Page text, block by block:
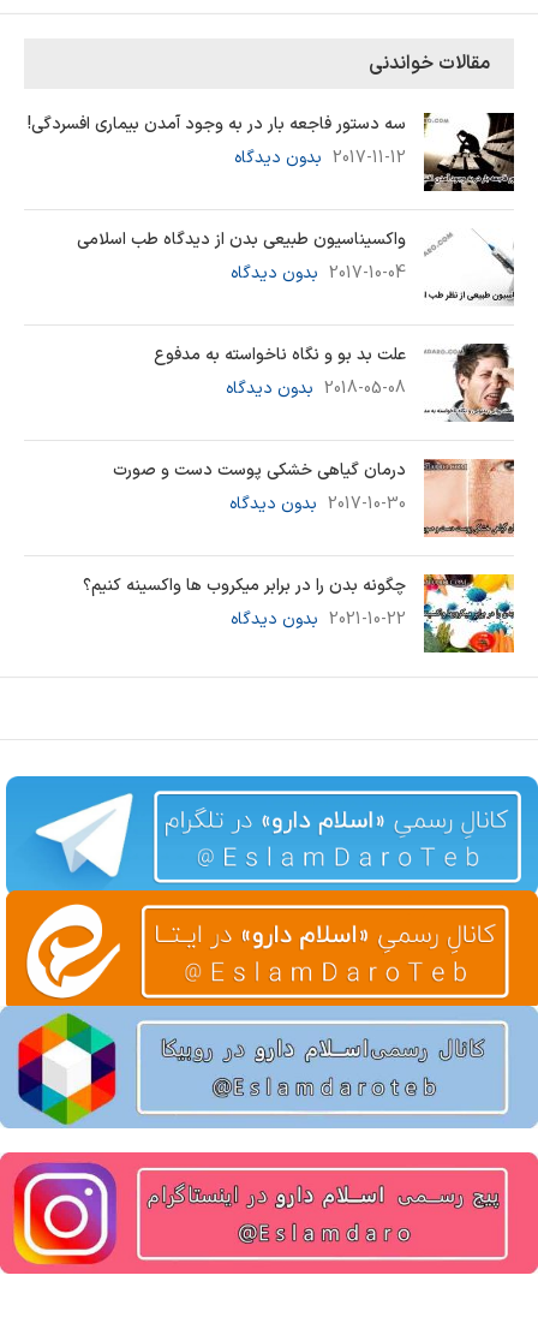
مقالات خواندنی
سه دستور فاجعه بار در به وجود آمدن بیماری افسردگی!
2017-11-12 بدون دیدگاه
واکسیناسیون طبیعی بدن از دیدگاه طب اسلامی
2017-10-04 بدون دیدگاه
علت بد بو و نگاه ناخواسته به مدفوع
2018-05-08 بدون دیدگاه
درمان گیاهی خشکی پوست دست و صورت
2017-10-30 بدون دیدگاه
چگونه بدن را در برابر میکروب ها واکسینه کنیم؟
2021-10-22 بدون دیدگاه